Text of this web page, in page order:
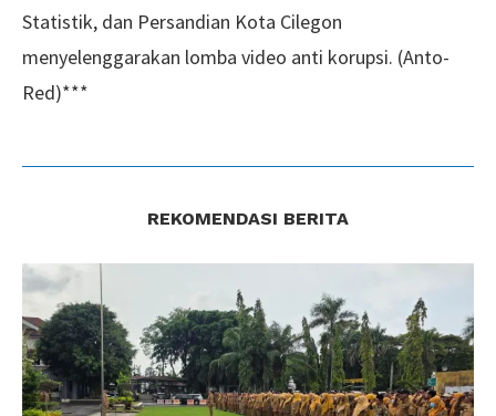
Statistik, dan Persandian Kota Cilegon
menyelenggarakan lomba video anti korupsi. (Anto-
Red)***
REKOMENDASI BERITA